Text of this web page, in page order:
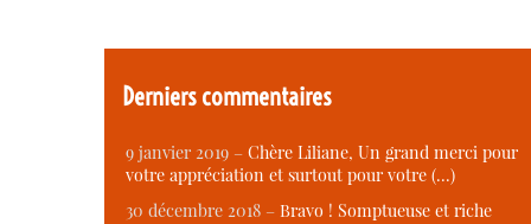
Derniers commentaires
9 janvier 2019 – Chère Liliane, Un grand merci pour
votre appréciation et surtout pour votre (…)
30 décembre 2018 – Bravo ! Somptueuse et riche